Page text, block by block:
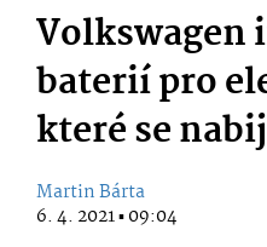
Volkswagen
baterií pro
které se
Martin Bárta
6. 4. 2021 ▪ 09:04